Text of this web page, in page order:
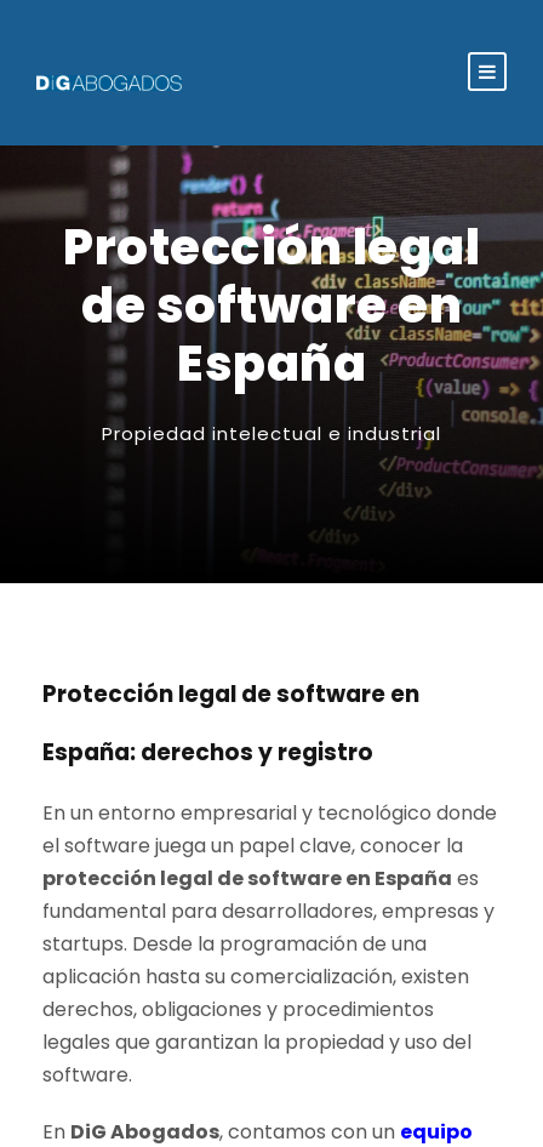
Protección legal
de software en
España
Propiedad intelectual e industrial
Protección legal de software en
España: derechos y registro
En un entorno empresarial y tecnológico donde
el software juega un papel clave, conocer la
protección legal de software en España es
fundamental para desarrolladores, empresas y
startups. Desde la programación de una
aplicación hasta su comercialización, existen
derechos, obligaciones y procedimientos
legales que garantizan la propiedad y uso del
software.
En DiG Abogados, contamos con un equipo